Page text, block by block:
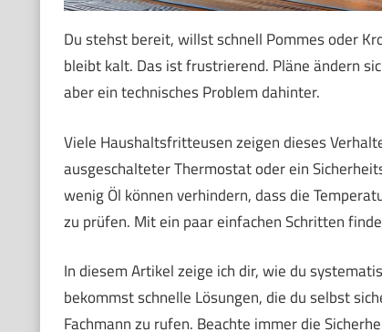
Du stehst bereit, willst schnell Pommes oder
bleibt kalt. Das ist frustrierend. Pläne ändern
aber ein technisches Problem dahinter.
Viele Haushaltsfritteusen zeigen dieses
ausgeschalteter Thermostat oder ein
wenig Öl können verhindern, dass die
zu prüfen. Mit ein paar einfachen Schritten
In diesem Artikel zeige ich dir, wie du
bekommst schnelle Lösungen, die du selbst
Fachmann zu rufen. Beachte immer die